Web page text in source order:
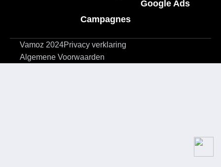
Campagnes
Google Ads
Vamoz 2024Privacy verklaring
Algemene Voorwaarden